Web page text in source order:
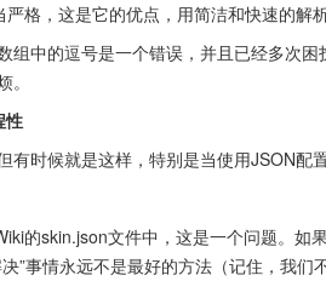
严格，这是它的优点，用简洁和快速的
组中的逗号是一个错误，并且已经多次
性
有时候就是这样，特别是当使用JSON配
的skin.json文件中，这是一个问题。如
”事情永远不是最好的方法（记住，我